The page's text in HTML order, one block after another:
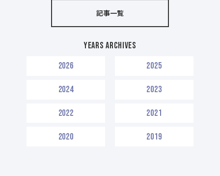
記事一覧
Years Archives
2026
2025
2024 2023
2022 2021
2020 2019